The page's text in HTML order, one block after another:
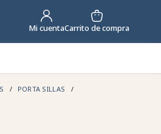
Mi cuentaCarrito de compra
PORTA SILLAS